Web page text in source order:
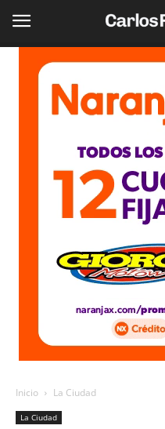
Inicio La Ciudad
La Ciudad